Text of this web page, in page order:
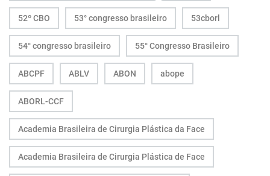
52º CBO 53° congresso brasileiro 53cborl
54° congresso brasileiro 55° Congresso Brasileiro
ABCPF ABLV ABON abope
ABORL-CCF
Academia Brasileira de Cirurgia Plástica da Face
Academia Brasileira de Cirurgia Plástica de Face